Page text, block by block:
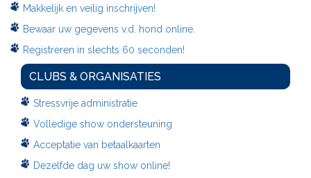
Makkelijk en veilig inschrijven!
Bewaar uw gegevens v.d. hond online.
Registreren in slechts 60 seconden!
CLUBS & ORGANISATIES
Stressvrije administratie
Volledige show ondersteuning
Acceptatie van betaalkaarten
Dezelfde dag uw show online!